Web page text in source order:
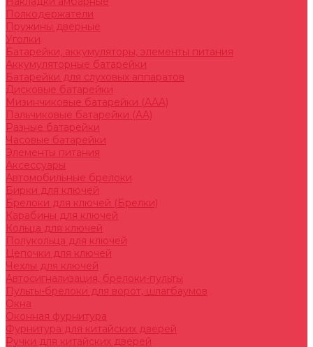
Полкодержатели
Пружины дверные
Уголки
Батарейки, аккумуляторы, элементы питания
Аккумуляторные батарейки
Батарейки для слуховых аппаратов
Дисковые батарейки
Мизинчиковые батарейки (AAA)
Пальчиковые батарейки (AA)
Разные батарейки
Часовые батарейки
Элементы питания
Аксессуары
Автомобильные брелоки
Бирки для ключей
Брелоки для ключей (Брелки)
Карабины для ключей
Кольца для ключей
Полукольца для ключей
Цепочки для ключей
Чехлы для ключей
Автосигнализация, брелоки-пульты
Пульты-брелоки для ворот, шлагбаумов
Окна
Оконная фурнитура
Фурнитура для китайских дверей
Ручки для китайских дверей